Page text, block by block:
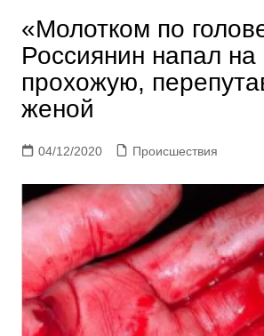
«Молотком по
Россиянин напал на
прохожую,
женой
04/12/2020 Происшествия